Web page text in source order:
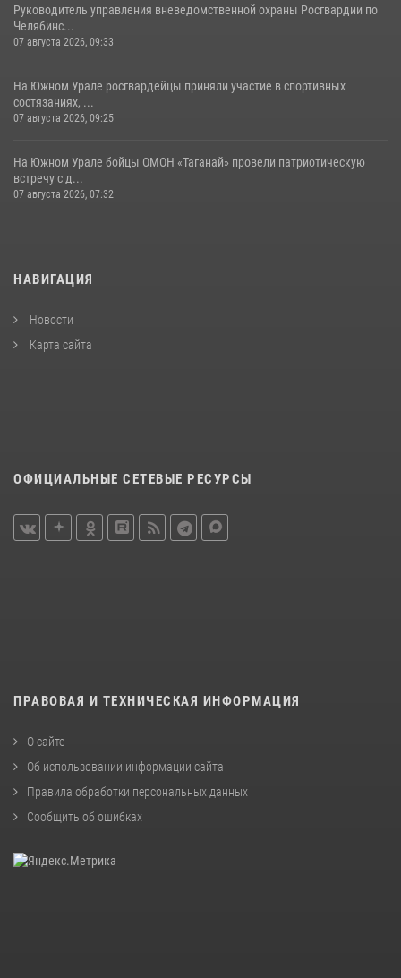
Руководитель управления вневедомственной охраны Росгвардии по
Челябинс...
07 августа 2026, 09:33
На Южном Урале росгвардейцы приняли участие в спортивных
состязаниях, ...
07 августа 2026, 09:25
На Южном Урале бойцы ОМОН «Таганай» провели патриотическую
встречу с д...
07 августа 2026, 07:32
НАВИГАЦИЯ
Новости
Карта сайта
ОФИЦИАЛЬНЫЕ СЕТЕВЫЕ РЕСУРСЫ
ПРАВОВАЯ И ТЕХНИЧЕСКАЯ ИНФОРМАЦИЯ
О сайте
Об использовании информации сайта
Правила обработки персональных данных
Сообщить об ошибках